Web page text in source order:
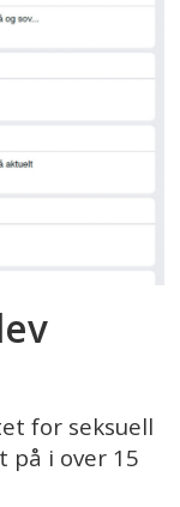
for seksuell
på i over 15